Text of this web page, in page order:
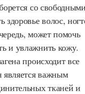
со
здоровье волос,
может помочь
и увлажнить кожу.
происходит все
является важным
тканей и